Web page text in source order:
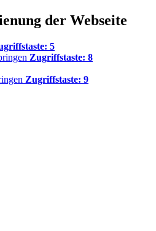
der Webseite
5
Zugriffstaste: 8
Zugriffstaste: 9